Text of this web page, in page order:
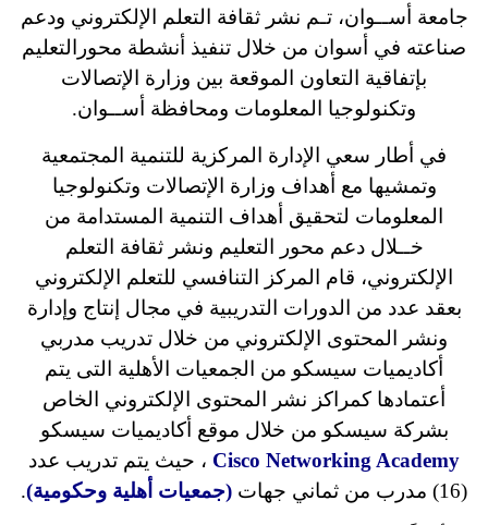
جامعة أســوان، تـم نشر ثقافة التعلم الإلكتروني ودعم
صناعته في أسوان من خلال تنفيذ أنشطة محورالتعليم
بإتفاقية التعاون الموقعة بين وزارة الإتصالات
وتكنولوجيا المعلومات ومحافظة أســوان.
في أطار سعي الإدارة المركزية للتنمية المجتمعية
وتمشيها مع أهداف وزارة الإتصالات وتكنولوجيا
المعلومات لتحقيق أهداف التنمية المستدامة من
خــلال دعم محور التعليم ونشر ثقافة التعلم
الإلكتروني، قام المركز التنافسي للتعلم الإلكتروني
بعقد عدد من الدورات التدريبية في مجال إنتاج وإدارة
ونشر المحتوى الإلكتروني من خلال تدريب مدربي
أكاديميات سيسكو من الجمعيات الأهلية التى يتم
أعتمادها كمراكز نشر المحتوى الإلكتروني الخاص
بشركة سيسكو من خلال موقع أكاديميات سيسكو
Cisco Networking Academy ، حيث يتم تدريب عدد
(16) مدرب من ثماني جهات
(جمعيات أهلية وحكومية).